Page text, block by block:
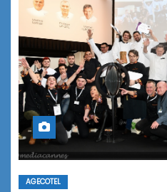
AGECOTEL